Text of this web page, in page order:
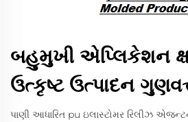
બહુમુખી એપ્લિકેશન
ઉત્કૃષ્ટ ઉત્પાદન
પાણી આધારિત pu ઇલાસ્ટોમર રિલીઝ